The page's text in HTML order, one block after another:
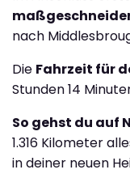
nach
Die Fahrzeit für
Stunden 14
So gehst du auf
1.316 Kilometer
in deiner neuen